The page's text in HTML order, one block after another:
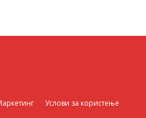
Услови за користење